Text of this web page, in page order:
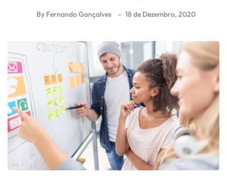
By Fernando Gonçalves 18 de Dezembro, 2020